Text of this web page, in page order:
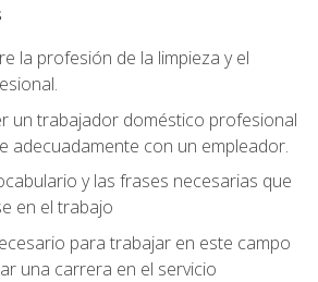
la profesión de la limpieza y el
un trabajador doméstico profesional
adecuadamente con un empleador.
y las frases necesarias que
en el trabajo
para trabajar en este campo
una carrera en el servicio